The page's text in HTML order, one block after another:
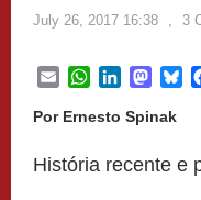
July 26, 2017 16:38 , 3
EmailWhatsApp
LinkedIn
Por Ernesto Spinak
História recente e